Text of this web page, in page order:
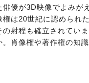
優が3D映像でよみが
権は20世紀に認められ
の射程も確立されてい
肖像権や著作権の知